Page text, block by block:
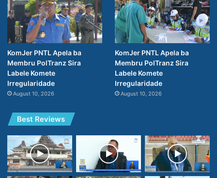
KomJer PNTL Apela ba
Membru PolTranz Sira
Labele Komete
Irregularidade
August 10, 2026
KomJer PNTL Apela ba
Membru PolTranz Sira
Labele Komete
Irregularidade
August 10, 2026
Best Reviews